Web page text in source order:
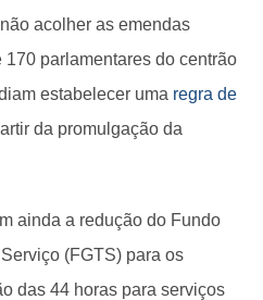
acolher as emendas
parlamentares do centrão
estabelecer uma regra de
da promulgação da
ainda a redução do Fundo
(FGTS) para os
das 44 horas para serviços